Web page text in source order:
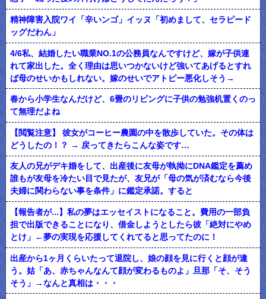
精神障害入院ワイ「辛いンゴ」イッヌ「初めまして、セラピード
ッグだわん」
4/6私、結婚したい職業NO.1の公務員なんですけど、嫁が子供連
れて家出した。全く理由は思いつかないけど強いてあげるとすれ
ば母のせいかもしれない。嫁のせいでアトピー悪化しそう→
春から小学生なんだけど、6畳のリビングに子供の勉強机置くのっ
て無理だよね
【閲覧注意】 彼女がコーヒー農園の中を散歩していた。その体は
どうしたの！？ → 戻ってきたらこんな姿です…
友人の兄がデキ婚をして、出産後に友母が執拗にDNA鑑定を薦め
誰もが友母を冷たい目で見たが、友兄が「母の気が済むなら今後
夫婦に関わらない事を条件」に鑑定承諾。すると
【報告者が...】私の夢はエッセイストになること。費用の一部負
担で出版できることになり、借金しようとしたら彼「絶対にやめ
とけ」←夢の実現を応援してくれてると思ってたのに！
出産から1ヶ月くらいたって退院し、娘の顔を見に行くと顔が違
う。姑「あ、赤ちゃんなんて顔が変わるものよ」旦那「そ、そう
そう」→なんと真相は・・・